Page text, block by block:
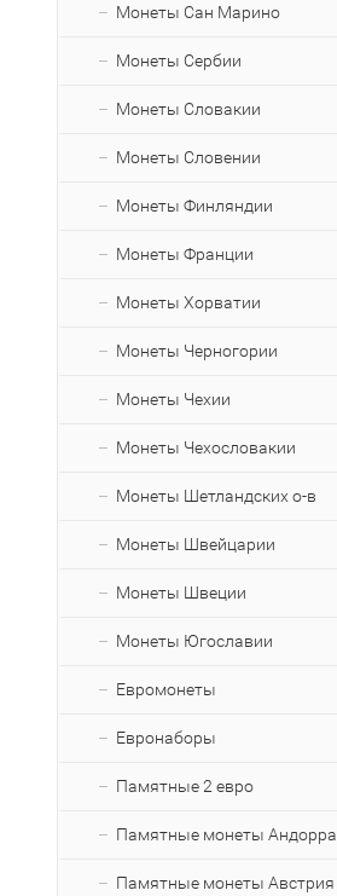
Монеты Сан Марино
Монеты Сербии
Монеты Словакии
Монеты Словении
Монеты Финляндии
Монеты Франции
Монеты Хорватии
Монеты Черногории
Монеты Чехии
Монеты Чехословакии
Монеты Шетландских о-в
Монеты Швейцарии
Монеты Швеции
Монеты Югославии
Евромонеты
Евронаборы
Памятные 2 евро
Памятные монеты Андорра
Памятные монеты Австрия